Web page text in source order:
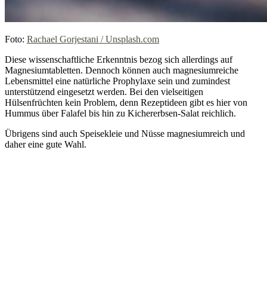
Foto: Rachael Gorjestani / Unsplash.com
Diese wissenschaftliche Erkenntnis bezog sich allerdings auf
Magnesiumtabletten. Dennoch können auch magnesiumreiche
Lebensmittel eine natürliche Prophylaxe sein und zumindest
unterstützend eingesetzt werden. Bei den vielseitigen
Hülsenfrüchten kein Problem, denn Rezeptideen gibt es hier von
Hummus über Falafel bis hin zu Kichererbsen-Salat reichlich.
Übrigens sind auch Speisekleie und Nüsse magnesiumreich und
daher eine gute Wahl.